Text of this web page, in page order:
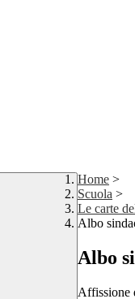
Home >
Scuola >
Le carte
Albo
Albo
Affissione